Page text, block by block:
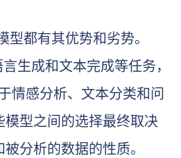
型都有其优势和劣势。
生成和文本完成等任务，
情感分析、文本分类和问
模型之间的选择最终取决
分析的数据的性质。